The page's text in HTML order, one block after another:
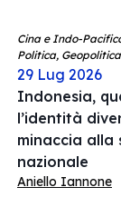
Cina e Indo-
Politica, Geopolitica
29 Lug 2026
Indonesia,
l’identità
minaccia alla
nazionale
Aniello Iannone